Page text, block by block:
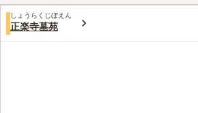
口コミ評価
この霊園はまだ誰からも評価されていません。
しょうらくじぼえん
正楽寺墓苑